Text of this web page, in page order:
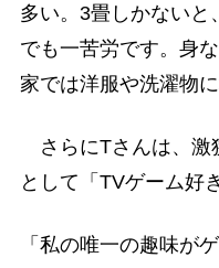
多い。3畳しかないと
でも一苦労です。身
家では洋服や洗濯物
さらにTさんは、激
として「TVゲーム好
「私の唯一の趣味が